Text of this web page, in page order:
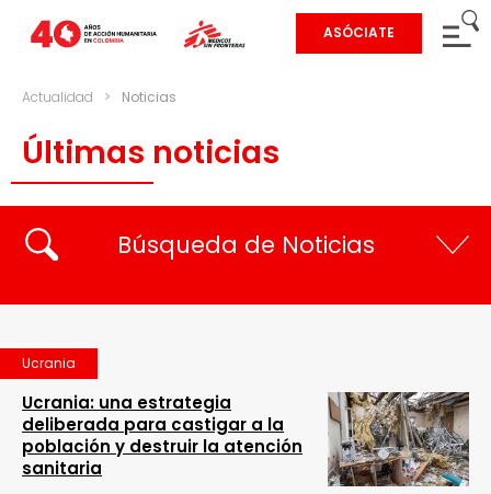
ASÓCIATE
Actualidad > Noticias
Últimas noticias
Búsqueda de Noticias
Ucrania
Ucrania: una estrategia
deliberada para castigar a la
población y destruir la atención
sanitaria